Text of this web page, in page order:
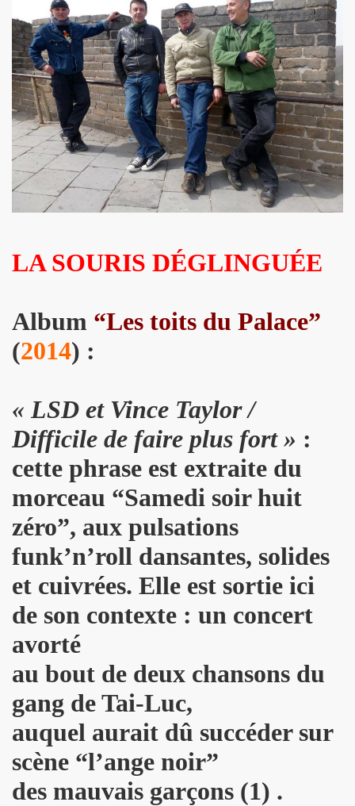
LA SOURIS DÉGLINGUÉE
Album “Les toits du Palace”
(2014) :
« LSD et Vince Taylor /
Difficile de faire plus fort » :
cette phrase est extraite du
morceau “Samedi soir huit
zéro”, aux pulsations
funk’n’roll dansantes, solides
et cuivrées. Elle est sortie ici
de son contexte : un concert
avorté
au bout de deux chansons du
gang de Tai-Luc,
auquel aurait dû succéder sur
scène “l’ange noir”
des mauvais garçons (1) .
le 4 juin 2010 au CLOITRE DES JACOBINS a
A SERGE REZVANI" le 2 juin 2010 aux TROIS
CONTROL CLUB, BERTRAND BURGALAT au
FRANCE le 15 mai 2010 au musee MAC-VAL de
BARDOT ("MON BB")" le 15 avril 2010 a la FNAC
cabaret ARTISHOW (Paris) pour l'emission "DIVAS
MARIE FRANCE le 25 janvier 2010 au THEATRE DU
au CHACHA CLUB (Paris).
concert de BIJOU SVP le 14 novembre 2009 a
concert d'ALEX BEAUPAIN le 17 octobre 2009 aux
3 octobre 2009 a L'ARCHIPEL (Paris).
MAG" (2 octobre 2009).
BARDOT" le 16 mai 2009 a L'ARCHIPEL a Paris.
et JACQUES DUVALL les 18 et 19 avril 2009 aux
le 17 avril 2009 au GLOBO a PARIS.
le 11 octobre 2008.
7 octobre 2008.
MONDE" au Forum de Liege (27 septembre 2008).
2008) : photos dans les coulisses des concerts.
le 8 septembre 2008.